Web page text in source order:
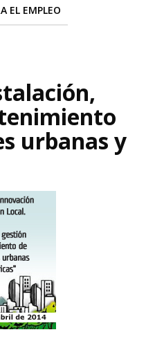
EL EMPLEO
urbanas y